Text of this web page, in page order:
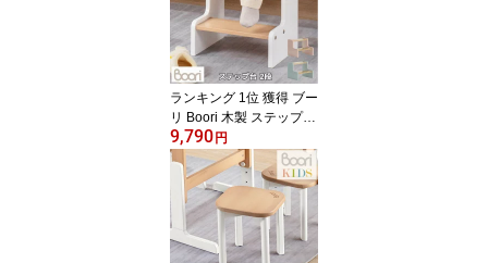
ランキング 1位 獲得 ブー
リ Boori 木製 ステップ台
2段 踏み台 2年保証 ティ
ディ キッズテップ 組立
簡単 移動らくらく 足置
き台 幼児 お手洗い ふみ
台 トイレ 玄関 昇降 おし
ゃれ 洗面所 台所 ベッド
キッズベッド 子どもベッ
9,790 円